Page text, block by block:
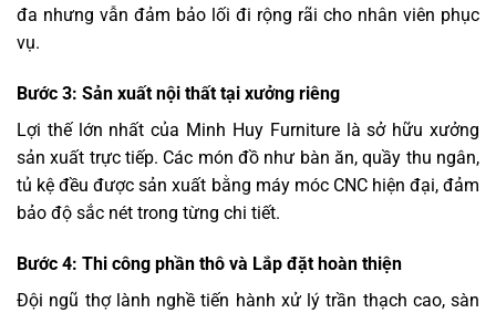
đa nhưng vẫn đảm bảo lối đi rộng rãi cho nhân viên phục
vụ.
Bước 3: Sản xuất nội thất tại xưởng riêng
Lợi thế lớn nhất của Minh Huy Furniture là sở hữu xưởng
sản xuất trực tiếp. Các món đồ như bàn ăn, quầy thu ngân,
tủ kệ đều được sản xuất bằng máy móc CNC hiện đại, đảm
bảo độ sắc nét trong từng chi tiết.
Bước 4: Thi công phần thô và Lắp đặt hoàn thiện
Đội ngũ thợ lành nghề tiến hành xử lý trần thạch cao, sàn